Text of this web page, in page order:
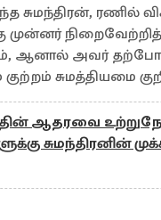
சுமந்திரன், ரணில்
முன்னர்
ஆனால் அவர்
சுமத்தியமை
ஆதரவை
சுமந்திரனின்